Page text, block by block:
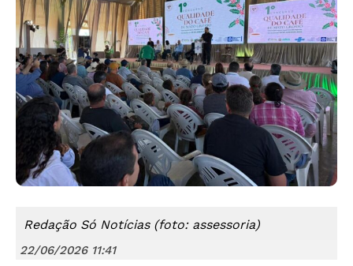
Redação Só Notícias (foto: assessoria)
22/06/2026 11:41